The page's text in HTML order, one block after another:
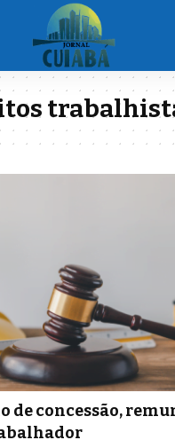
de concessão,